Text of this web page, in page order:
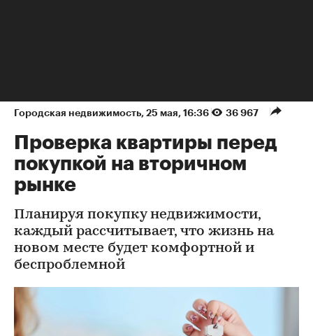
Городская недвижимость⁠, 25 мая, 16:36 36 967
Проверка квартиры перед
покупкой на вторичном
рынке
Планируя покупку недвижимости,
каждый рассчитывает, что жизнь на
новом месте будет комфортной и
беспроблемной